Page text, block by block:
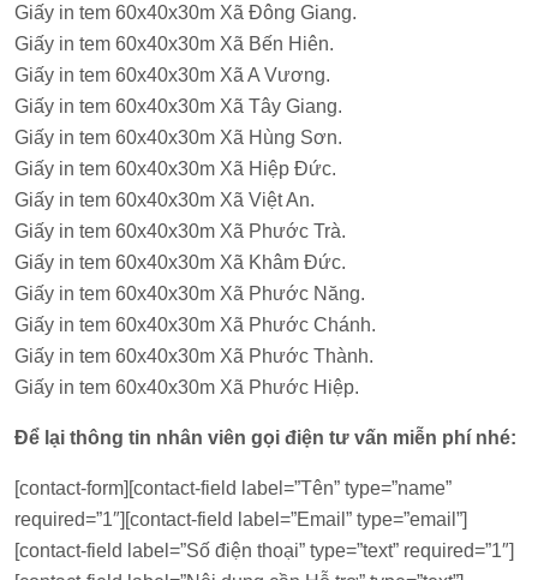
Giấy in tem 60x40x30m Xã Đông Giang.
Giấy in tem 60x40x30m Xã Bến Hiên.
Giấy in tem 60x40x30m Xã A Vương.
Giấy in tem 60x40x30m Xã Tây Giang.
Giấy in tem 60x40x30m Xã Hùng Sơn.
Giấy in tem 60x40x30m Xã Hiệp Đức.
Giấy in tem 60x40x30m Xã Việt An.
Giấy in tem 60x40x30m Xã Phước Trà.
Giấy in tem 60x40x30m Xã Khâm Đức.
Giấy in tem 60x40x30m Xã Phước Năng.
Giấy in tem 60x40x30m Xã Phước Chánh.
Giấy in tem 60x40x30m Xã Phước Thành.
Giấy in tem 60x40x30m Xã Phước Hiệp.
Để lại thông tin nhân viên gọi điện tư vấn miễn phí nhé:
[contact-form][contact-field label=”Tên” type=”name”
required=”1″][contact-field label=”Email” type=”email”]
[contact-field label=”Số điện thoại” type=”text” required=”1″]